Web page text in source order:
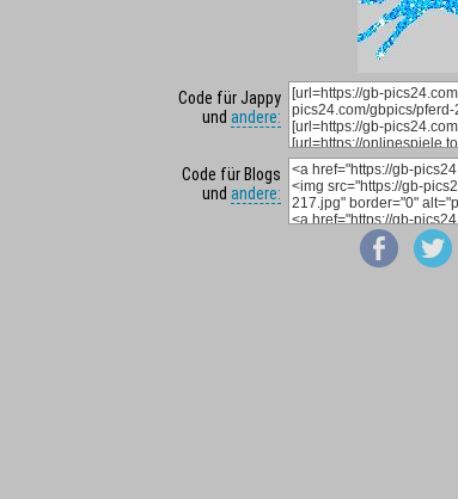
Code für Jappy
und andere:
Code für Blogs
und andere: